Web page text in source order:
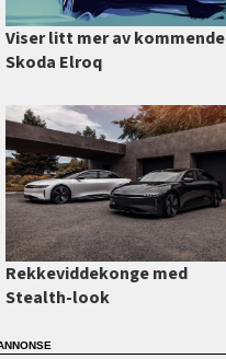
Viser litt mer av kommende
Skoda Elroq
Rekkeviddekonge med
Stealth-look